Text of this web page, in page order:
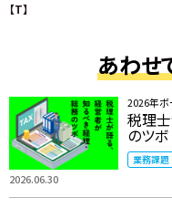
【T】
あわせ
2026.06.30
2026年ボ
税理
のツボ
業務課題